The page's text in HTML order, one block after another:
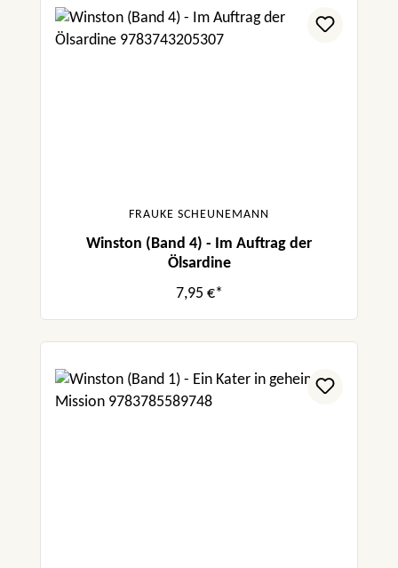
FRAUKE SCHEUNEMANN
Winston (Band 4) - Im Auftrag der
Ölsardine
7,95 €*